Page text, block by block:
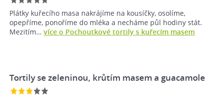
Plátky kuřecího masa nakrájíme na kousíčky, osolíme,
opepříme, ponoříme do mléka a necháme půl hodiny stát.
Mezitím… více o Pochoutkové tortily s kuřecím masem
Tortily se zeleninou, krůtím masem a guacamole